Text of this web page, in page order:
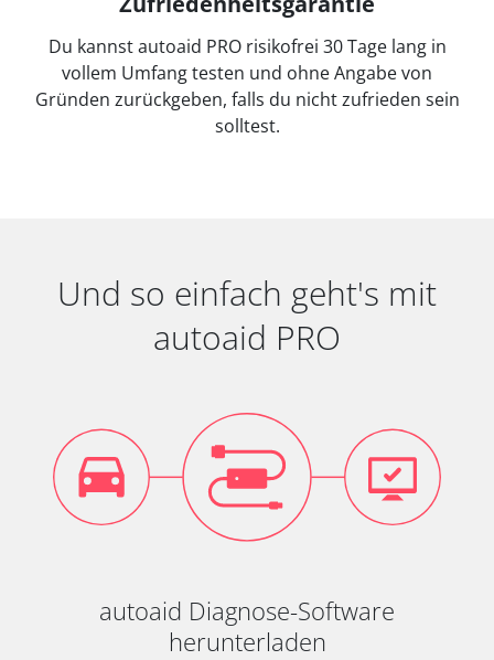
Du kannst autoaid PRO risikofrei 30 Tage lang in
vollem Umfang testen und ohne Angabe von
Gründen zurückgeben, falls du nicht zufrieden sein
solltest.
Und so einfach geht's mit
autoaid PRO
autoaid Diagnose-Software
herunterladen